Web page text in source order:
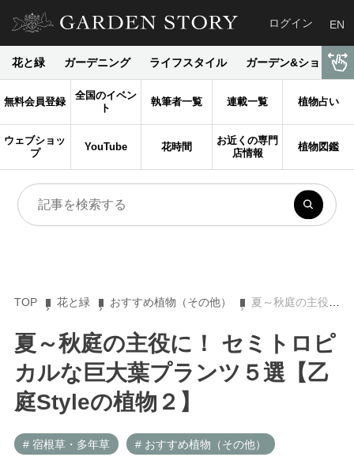
ログイン EN
花と緑 ガーデニング ライフスタイル ガーデン&ショップ
無料会員登録
全国のイベン
ト
執筆者一覧 連載一覧 植物占い
ウェブショッ
プ
YouTube 花時間
お近くの専門
店情報
植物図鑑
TOP 花と緑 おすすめ植物（その他） 夏～秋庭の主役に！ セミトロピカルな巨大葉プランツ５選【乙庭Styleの植物２】
夏～秋庭の主役に！ セミトロピ
カルな巨大葉プランツ５選【乙
庭Styleの植物２】
# 宿根草・多年草 # おすすめ植物（その他）